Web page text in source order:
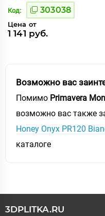
Код: 303038
Цена от
1 141 руб.
Возможно вас
Помимо Primavera
возможно вас также
Honey Onyx PR120
каталоге
3DPLITKA.RU